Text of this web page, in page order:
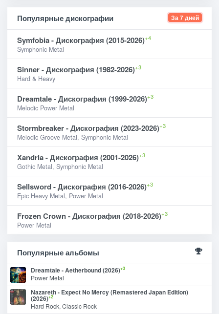
Популярные дискографии За 7 дней
Symfobia - Дискография (2015-2026)+4
Symphonic Metal
Sinner - Дискография (1982-2026)+3
Hard & Heavy
Dreamtale - Дискография (1999-2026)+3
Melodic Power Metal
Stormbreaker - Дискография (2023-2026)+3
Melodic Groove Metal, Symphonic Metal
Xandria - Дискография (2001-2026)+3
Gothic Metal, Symphonic Metal
Sellsword - Дискография (2016-2026)+3
Epic Heavy Metal, Power Metal
Frozen Crown - Дискография (2018-2026)+3
Power Metal
Популярные альбомы
Dreamtale - Aetherbound (2026)+3
Power Metal
Nazareth - Expect No Mercy (Remastered Japan Edition)
(2026)+2
Hard Rock, Classic Rock